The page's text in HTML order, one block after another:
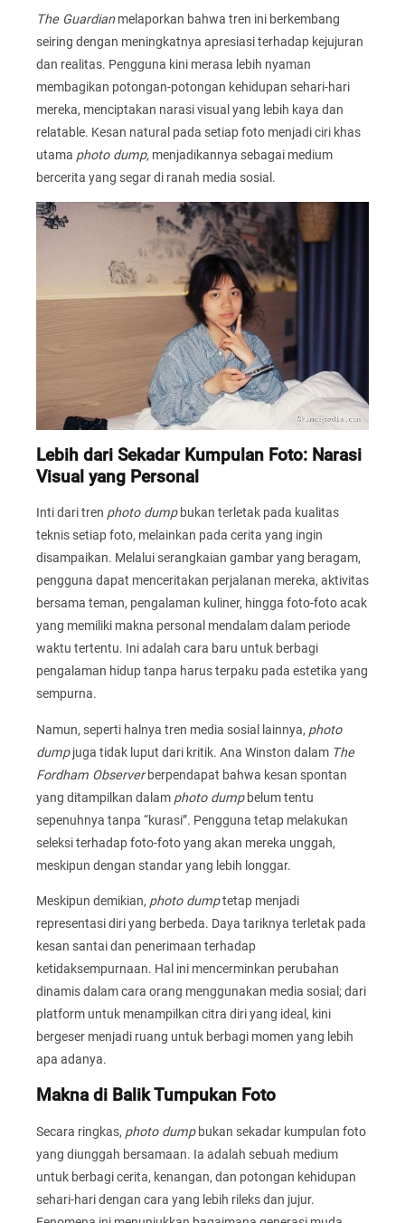
The Guardianmelaporkan bahwa tren ini berkembang
seiring dengan meningkatnya apresiasi terhadap kejujuran
dan realitas. Pengguna kini merasa lebih nyaman
membagikan potongan-potongan kehidupan sehari-hari
mereka, menciptakan narasi visual yang lebih kaya dan
relatable. Kesan natural pada setiap foto menjadi ciri khas
utama photo dump, menjadikannya sebagai medium
bercerita yang segar di ranah media sosial.
Lebih dari Sekadar Kumpulan Foto: Narasi
Visual yang Personal
Inti dari tren photo dumpbukan terletak pada kualitas
teknis setiap foto, melainkan pada cerita yang ingin
disampaikan. Melalui serangkaian gambar yang beragam,
pengguna dapat menceritakan perjalanan mereka, aktivitas
bersama teman, pengalaman kuliner, hingga foto-foto acak
yang memiliki makna personal mendalam dalam periode
waktu tertentu. Ini adalah cara baru untuk berbagi
pengalaman hidup tanpa harus terpaku pada estetika yang
sempurna.
Namun, seperti halnya tren media sosial lainnya, photo
dumpjuga tidak luput dari kritik. Ana Winston dalam The
Fordham Observerberpendapat bahwa kesan spontan
yang ditampilkan dalam photo dumpbelum tentu
sepenuhnya tanpa “kurasi”. Pengguna tetap melakukan
seleksi terhadap foto-foto yang akan mereka unggah,
meskipun dengan standar yang lebih longgar.
Meskipun demikian, photo dumptetap menjadi
representasi diri yang berbeda. Daya tariknya terletak pada
kesan santai dan penerimaan terhadap
ketidaksempurnaan. Hal ini mencerminkan perubahan
dinamis dalam cara orang menggunakan media sosial; dari
platform untuk menampilkan citra diri yang ideal, kini
bergeser menjadi ruang untuk berbagi momen yang lebih
apa adanya.
Makna di Balik Tumpukan Foto
Secara ringkas, photo dumpbukan sekadar kumpulan foto
yang diunggah bersamaan. Ia adalah sebuah medium
untuk berbagi cerita, kenangan, dan potongan kehidupan
sehari-hari dengan cara yang lebih rileks dan jujur.